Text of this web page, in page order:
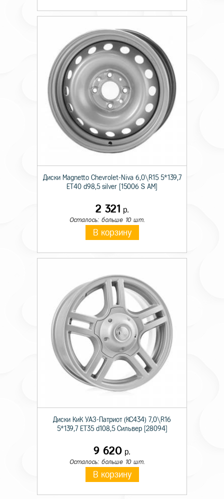
Диски Magnetto Chevrolet-Niva 6,0\R15 5*139,7
ET40 d98,5 silver [15006 S AM]
2 321 р.
Осталось: больше 10 шт.
В корзину
Диски КиК УАЗ-Патриот (КС434) 7,0\R16
5*139,7 ET35 d108,5 Сильвер [28094]
9 620 р.
Осталось: больше 10 шт.
В корзину